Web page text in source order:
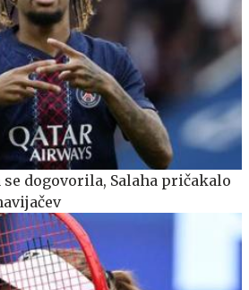
dogovorila, Salaha pričakalo